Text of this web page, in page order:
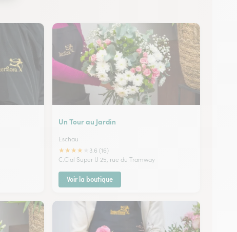
Un Tour au Jardin
Eschau
★★★★
3.6 (16)
C.Cial Super U 25, rue du Tramway
Voir la boutique